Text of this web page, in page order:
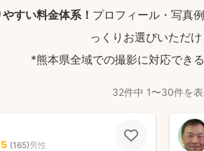
すい料金体系！ プロフィール・写真
っくりお選びいただけ
*熊本県全域での撮影に対応でき
32件中 1〜30件を
5 (165)男性